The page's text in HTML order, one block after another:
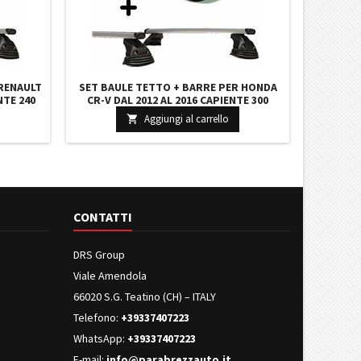
240
SET BAULE TETTO + BARRE PER HONDA
CR-V DAL 2012 AL 2016 CAPIENTE 300
LITRI COLORE GRIGIO CON CHIAVI BARRE
110 CM C/KIT ATTACCHI
 Aggiungi al carrello
CONTATTI
DRS Group
Viale Amendola
66020 S.G. Teatino (CH) – ITALY
Telefono: +39337407223
WhatsApp: +39337407223